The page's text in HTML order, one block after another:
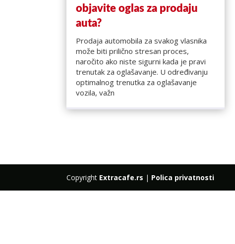
objavite oglas za prodaju
auta?
Prodaja automobila za svakog vlasnika
može biti prilično stresan proces,
naročito ako niste sigurni kada je pravi
trenutak za oglašavanje. U određivanju
optimalnog trenutka za oglašavanje
vozila, važn
Copyright Extracafe.rs | Polica privatnosti